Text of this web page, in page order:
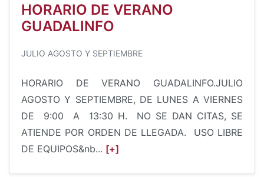
HORARIO DE VERANO
GUADALINFO
JULIO AGOSTO Y SEPTIEMBRE
HORARIO DE VERANO GUADALINFO.JULIO
AGOSTO Y SEPTIEMBRE, DE LUNES A VIERNES
DE 9:00 A 13:30 H. NO SE DAN CITAS, SE
ATIENDE POR ORDEN DE LLEGADA. USO LIBRE
DE EQUIPOS&nb... [+]